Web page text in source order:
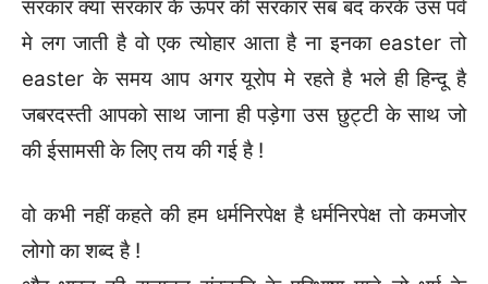
सरकार क्या सरकार के ऊपर की सरकार सब बंद करके उस पर्व
मे लग जाती है वो एक त्योहार आता है ना इनका easter तो
easter के समय आप अगर यूरोप मे रहते है भले ही हिन्दू है
जबरदस्ती आपको साथ जाना ही पड़ेगा उस छुट्टी के साथ जो
की ईसामसी के लिए तय की गई है !
वो कभी नहीं कहते की हम धर्मनिरपेक्ष है धर्मनिरपेक्ष तो कमजोर
लोगो का शब्द है !